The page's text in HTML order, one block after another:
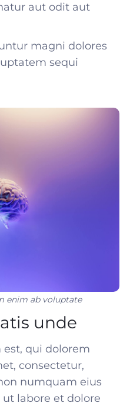
aut odit aut
magni dolores
sequi
enim ab voluptate
unde
qui dolorem
consectetur,
numquam eius
labore et dolore